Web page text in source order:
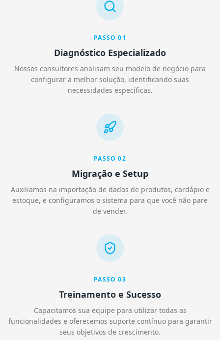
PASSO01
Diagnóstico Especializado
Nossos consultores analisam seu modelo de negócio para
configurar a melhor solução, identificando suas
necessidades específicas.
PASSO02
Migração e Setup
Auxiliamos na importação de dados de produtos, cardápio e
estoque, e configuramos o sistema para que você não pare
de vender.
PASSO03
Treinamento e Sucesso
Capacitamos sua equipe para utilizar todas as
funcionalidades e oferecemos suporte contínuo para garantir
seus objetivos de crescimento.